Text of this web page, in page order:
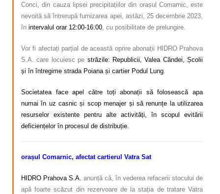
Conci, din cauza lipsei precipitațiilor din orașul Comarnic, este
nevoită să întrerupă furnizarea apei, astăzi, 25 decembrie 2023,
în intervalul orar 12:00-16:00 , cu posibilitate de prelungire.
Vor fi afectați parțial de această oprire abonații HIDRO Prahova
S.A. care locuiesc pe străzile: Republicii, Valea Cândei, Școlii
și în întregime strada Poiana și cartier Podul Lung
Societatea face apel către toți abonații să folosească apa
numai în uz casnic și scop menajer și să renunțe la utilizarea
resurselor existente pentru alte activități, în scopul evitării
deficiențelor în procesul de distribuție.
orașul Comarnic, afectat cartierul Vatra Sat
HIDRO Prahova S.A. anunță că, în vederea refacerii stocului de
apă foarte scăzut din rezervoare de la stația de tratare Vatra